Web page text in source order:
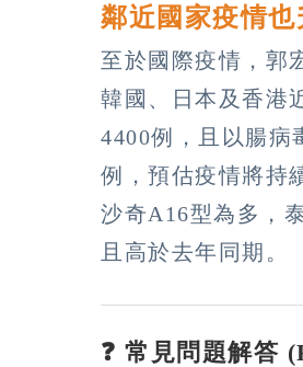
鄰近國家疫情
至於國際疫情，郭
韓國、日本及香港
4400例，且以腸病
例，預估疫情將持
沙奇A16型為多，
且高於去年同期。
❓ 常見問題解答